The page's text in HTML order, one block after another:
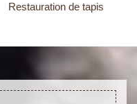
Restauration de tapis